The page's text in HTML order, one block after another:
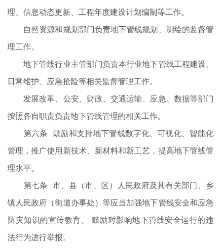
理、信息动态更新、工程年度建设计划编制等工作。
自然资源和规划部门负责地下管线规划、测绘的监督管
理工作。
地下管线行业主管部门负责本行业地下管线工程建设、
日常维护、应急抢险等相关监督管理工作。
发展改革、公安、财政、交通运输、应急、数据等部门
按照各自职责负责地下管线管理的相关工作。
第六条 鼓励和支持地下管线数字化、可视化、智能化
管理，推广使用新技术、新材料和新工艺，提高地下管线管
理水平。
第七条 市、县（市、区）人民政府及其有关部门、乡
镇人民政府（街道办事处）等应当加强地下管线安全和应急
防灾知识的宣传教育。 鼓励对影响地下管线安全运行的违
法行为进行举报。